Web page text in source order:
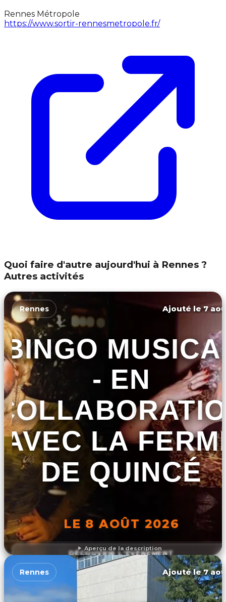
Rennes Métropole
https://www.sortir-rennesmetropole.fr/
Quoi faire d'autre aujourd'hui à Rennes ?
Autres activités
Aperçu de la description
Rennes Ajouté le 7
BINGO
- EN
AVEC LA
DE QUINCÉ
LE 8 AOÛT 2026
DÉCOUVRIR L'ÉVÉNEMENT
Rennes Ajouté le 7